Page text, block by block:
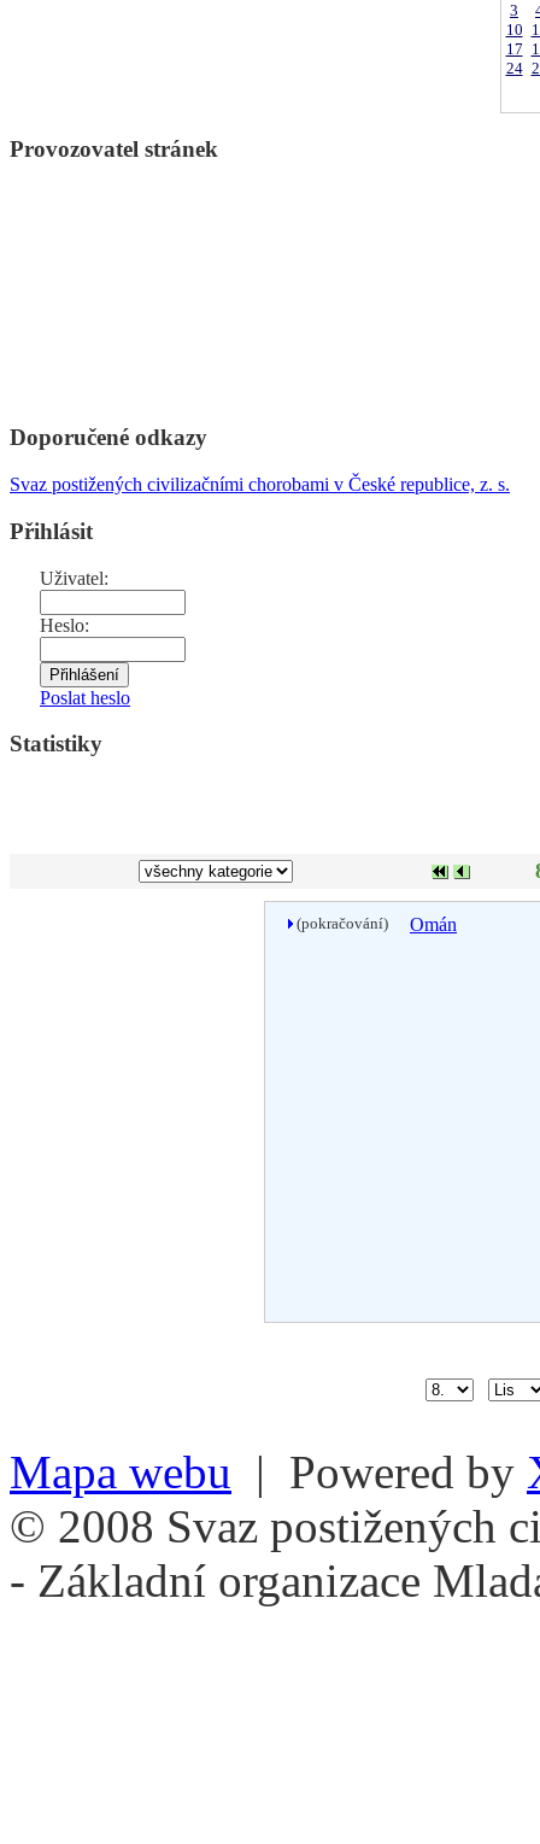
3
10
17
24
Provozovatel stránek
Doporučené odkazy
Svaz postižených civilizačními chorobami v České republice, z. s.
Přihlásit
Uživatel:
Heslo:
Poslat heslo
Statistiky
(pokračování) Omán
Mapa webu | Powered by
© 2008 Svaz postižených
- Základní organizace